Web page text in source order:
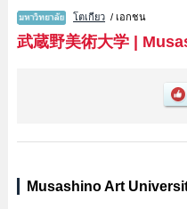
ต่างชาติเช่นข้อมูลของแต่ละคณะ,ข้อ
ที่รับสมัครหรือจำนวนคนที่ผ่านการสอ
ทางเป็นต้นไว้ด้วยดังนั้นขอเชิญใช้บริ
โตเกียว / เอกชน
武蔵野美術大学|
Musashino Art